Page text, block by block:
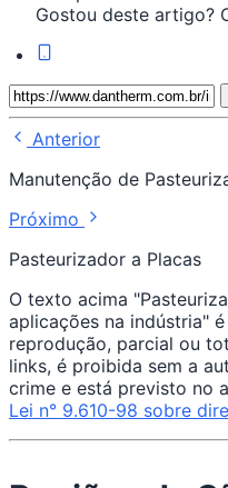
Gostou deste artigo?
Anterior
Manutenção de
Próximo
Pasteurizador a Placas
O texto acima
aplicações na indústria"
reprodução, parcial ou
links, é proibida sem a
crime e está previsto no
Lei n° 9.610-98 sobre